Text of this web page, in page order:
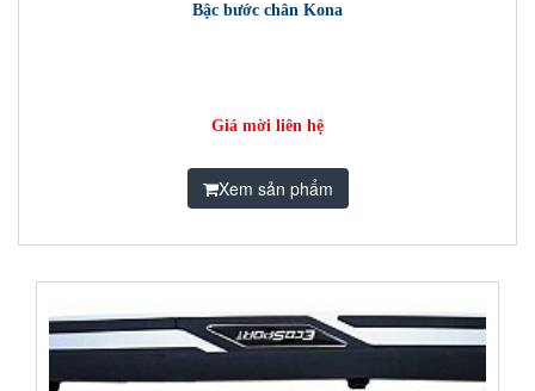
Bậc bước chân Kona
Giá mời liên hệ
Xem sản phẩm